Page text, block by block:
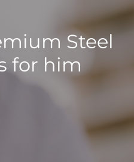
Steel
for him